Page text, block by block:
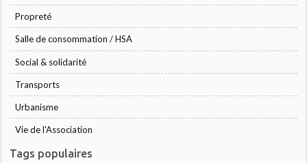
Propreté
Salle de consommation / HSA
Social & solidarité
Transports
Urbanisme
Vie de l'Association
Tags populaires